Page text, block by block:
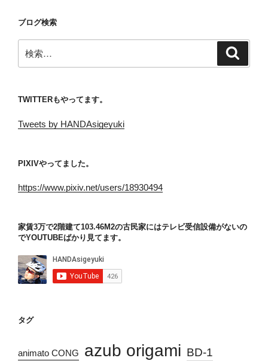
ン
ブログ検索
索:
TWITTERもやってます。
Tweets by HANDAsigeyuki
PIXIVやってました。
https://www.pixiv.net/users/18930494
家賃3万で2階建て103.46M2の古民家にはテレビ受信設備がないの
でYOUTUBEばかり見てます。
タグ
animato CONG azub origami BD-1